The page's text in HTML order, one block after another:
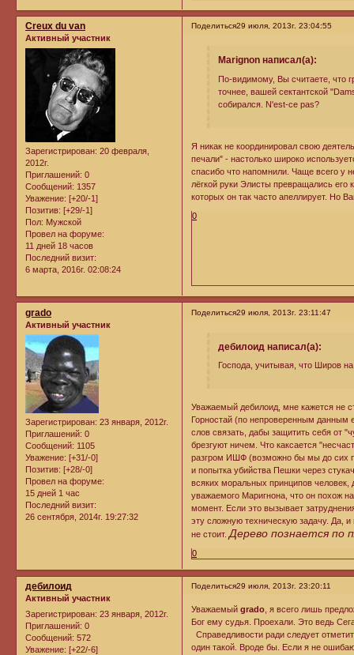
Поделиться29 июля, 2013г. 23:04:55
Creux du van
Активный участник
Зарегистрирован: 20 февраля,
2012г.
Приглашений: 0
Сообщений: 1357
Уважение: [+20/-1]
Позитив: [+29/-1]
Пол: Мужской
Провел на форуме:
11 дней 18 часов
Последний визит:
6 марта, 2016г. 02:08:24
Marignon написал(а):
По-видимому, Вы считаете, что
точнее, вашей сектантской
собирался. N'est-ce pas?
Я никак не координировал свою
печали" - настолько широко
спасибо что напомнили. Чаще всего у
лёгкой руки Элисты превращались
которых он так часто апеллирует. Но
0
Поделиться29 июля, 2013г. 23:11:47
grado
Активный участник
Зарегистрирован: 23 января, 2012г.
Приглашений: 0
Сообщений: 1105
Уважение: [+31/-0]
Позитив: [+28/-0]
Провел на форуме:
15 дней 1 час
Последний визит:
26 сентября, 2014г. 19:27:32
дебилоид написал(а):
Господа, учитывая, что Широв
Уважаемый дебилоид, мне кажется не
Горностай (по непроверенным данным
слов связать, дабы защитить себя от
брезгуют ничем. Что каксается
разгром ИШФ (возможно бы мы до сих
и попытка убийства Пешки через
всяких моральных принципов
уважаемого Маригнона, что он похож
момент. Если это вызывает
эту сложную техническую задачу. Да,
не стоит.Дерево познается по
0
Поделиться29 июля, 2013г. 23:20:11
дебилоид
Активный участник
Зарегистрирован: 23 января, 2012г.
Приглашений: 0
Сообщений: 572
Уважение: [+22/-6]
Уважаемыйgrado , я всего лишь
Бог ему судья. Проехали. Это ведь
Справедливости ради следует
один такой. Вроде бы. Если я не